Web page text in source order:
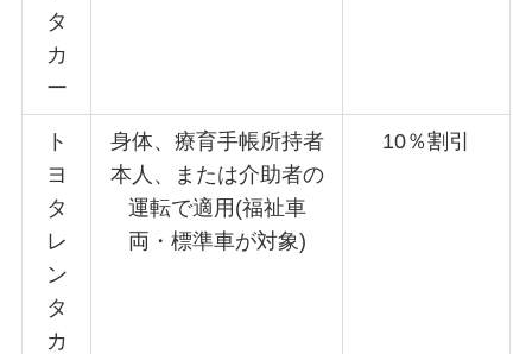
タ
カ
ー
ト
ヨ
タ
レ
ン
タ
カ
身体、療育手帳所持者
本人、または介助者の
運転で適用(福祉車
両・標準車が対象)
10％割引